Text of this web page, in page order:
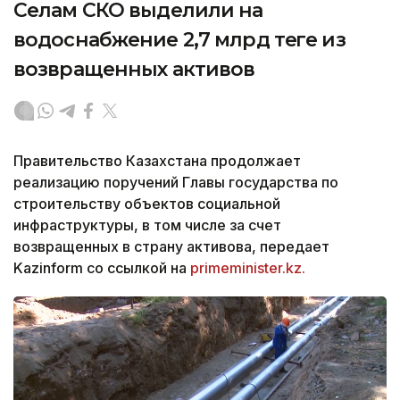
Селам СКО выделили на
водоснабжение 2,7 млрд теңге из
возвращенных активов
Правительство Казахстана продолжает
реализацию поручений Главы государства по
строительству объектов социальной
инфраструктуры, в том числе за счет
возвращенных в страну активова, передает
Kazinform со ссылкой на primeminister.kz.